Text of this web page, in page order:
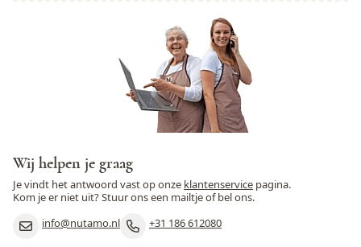
Wij helpen je graag
Je vindt het antwoord vast op onze klantenservice pagina.
Kom je er niet uit? Stuur ons een mailtje of bel ons.
info@nutamo.nl
+31 186 612080